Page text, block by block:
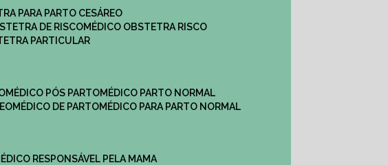
PARA PARTO CESÁREO
DE RISCO
MÉDICO OBSTETRA RISCO
PARTICULAR
MÉDICO PÓS PARTO
MÉDICO PARTO NORMAL
MÉDICO DE PARTO
MÉDICO PARA PARTO NORMAL
MÉDICO RESPONSÁVEL PELA MAMA